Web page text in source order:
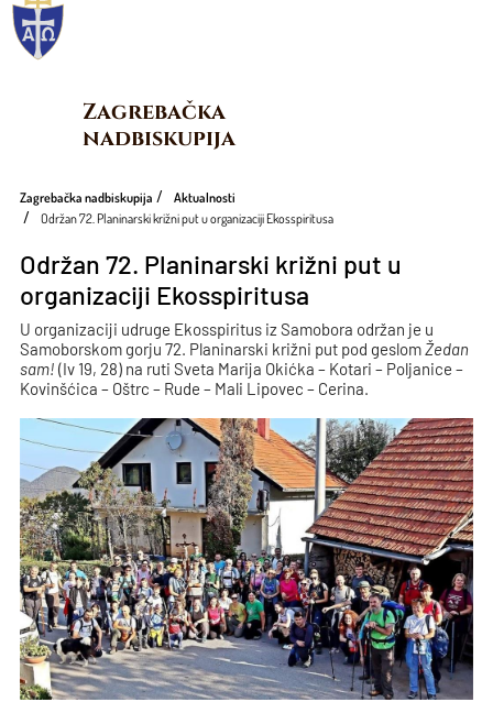
Zagrebačka
nadbiskupija
Zagrebačka nadbiskupija
Aktualnosti
Održan 72. Planinarski križni put u organizaciji Ekosspiritusa
Održan 72. Planinarski križni put u
organizaciji Ekosspiritusa
U organizaciji udruge Ekosspiritus iz Samobora održan je u
Samoborskom gorju 72. Planinarski križni put pod geslomŽedan
sam! (Iv 19, 28) na ruti Sveta Marija Okićka – Kotari – Poljanice –
Kovinšćica – Oštrc – Rude – Mali Lipovec – Cerina.